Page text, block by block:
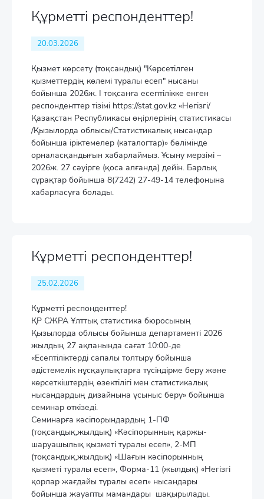
Құрметті респонденттер!
20.03.2026
Қызмет көрсету (тоқсандық) "Көрсетілген
қызметтердің көлемі туралы есеп" нысаны
бойынша 2026ж. I тоқсанға есептілікке енген
респонденттер тізімі https://stat.gov.kz «Негізгі/
Қазақстан Республикасы өңірлерінің статистикасы
/Қызылорда облысы/Статистикалық нысандар
бойынша іріктемелер (каталогтар)» бөлімінде
орналасқандығын хабарлаймыз. Ұсыну мерзімі –
2026ж. 27 сәуірге (қоса алғанда) дейін. Барлық
сұрақтар бойынша 8(7242) 27-49-14 телефонына
хабарласуға болады.
Кұрметті респонденттер!
25.02.2026
Кұрметті респонденттер!
ҚР СЖРА Ұлттық статистика бюросының
Қызылорда облысы бойынша департаменті 2026
жылдың 27 ақпанында сағат 10:00-де
«Есептіліктерді сапалы толтыру бойынша
әдістемелік нұсқаулықтарға түсіндірме беру және
көрсеткіштердің өзектілігі мен статистикалық
нысандардың дизайнына ұсыныс беру» бойынша
семинар өткізеді.
Семинарға кәсіпорындардың 1-ПФ
(тоқсандық,жылдық) «Кәсіпорынның қаржы-
шаруашылық қызметі туралы есеп», 2-МП
(тоқсандық,жылдық) «Шағын кәсіпорынның
қызметі туралы есеп», Форма-11 (жылдық) «Негізгі
қорлар жағдайы туралы есеп» нысандары
бойынша жауапты мамандары шақырылады.